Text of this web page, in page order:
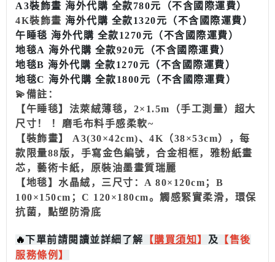
A3裝飾畫 海外代購 全款780元（不含國際運費）
4K裝飾畫 海外代購 全款1320元（不含國際運費）
午睡毯 海外代購 全款1270元（不含國際運費）
地毯A 海外代購 全款920元（不含國際運費）
地毯B 海外代購 全款1270元（不含國際運費）
地毯C 海外代購 全款1800元 （不含國際運費）
💫備註：
【午睡毯】法萊絨薄毯，2×1.5m（手工測量）超大
尺寸！ ！磨毛布料手感柔軟~
【裝飾畫】 A3(30×42cm)、4K（38×53cm），每
款限量88版，手寫金色編號，合金相框，雅粉紙畫
芯，藝術卡紙，原裝油墨畫質瑞麗
【地毯】水晶絨，三尺寸：A 80×120cm；B
100×150cm；C 120×180cm。觸感緊實柔滑，環保
抗菌，點塑防滑底
🔥下單前請閱讀並詳細了解 【購買須知 】 及
【售後
服務條例】